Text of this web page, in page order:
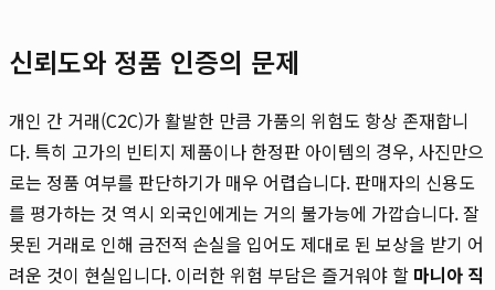
신뢰도와 정품 인증의 문제
개인 간 거래(C2C)가 활발한 만큼 가품의 위험도 항상 존재합니
다. 특히 고가의 빈티지 제품이나 한정판 아이템의 경우, 사진만으
로는 정품 여부를 판단하기가 매우 어렵습니다. 판매자의 신용도
를 평가하는 것 역시 외국인에게는 거의 불가능에 가깝습니다. 잘
못된 거래로 인해 금전적 손실을 입어도 제대로 된 보상을 받기 어
려운 것이 현실입니다. 이러한 위험 부담은 즐거워야 할 마니아 직